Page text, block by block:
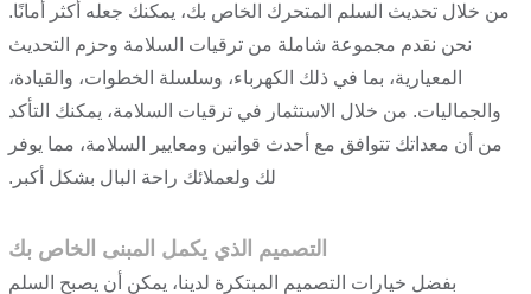
من خلال تحديث السلم المتحرك الخاص بك، يمكنك جعله أكثر أمانًا.
نحن نقدم مجموعة شاملة من ترقيات السلامة وحزم التحديث
المعيارية، بما في ذلك الكهرباء، وسلسلة الخطوات، والقيادة،
والجماليات. من خلال الاستثمار في ترقيات السلامة، يمكنك التأكد
من أن معداتك تتوافق مع أحدث قوانين ومعايير السلامة، مما يوفر
لك ولعملائك راحة البال بشكل أكبر.
التصميم الذي يكمل المبنى الخاص بك
بفضل خيارات التصميم المبتكرة لدينا، يمكن أن يصبح السلم